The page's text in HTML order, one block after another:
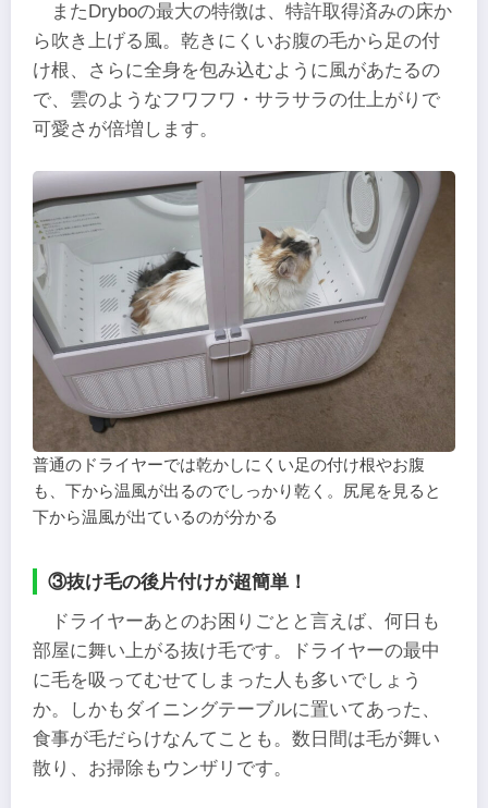
またDryboの最大の特徴は、特許取得済みの床か
ら吹き上げる風。乾きにくいお腹の毛から足の付
け根、さらに全身を包み込むように風があたるの
で、雲のようなフワフワ・サラサラの仕上がりで
可愛さが倍増します。
普通のドライヤーでは乾かしにくい足の付け根やお腹
も、下から温風が出るのでしっかり乾く。尻尾を見ると
下から温風が出ているのが分かる
③抜け毛の後片付けが超簡単！
ドライヤーあとのお困りごとと言えば、何日も
部屋に舞い上がる抜け毛です。ドライヤーの最中
に毛を吸ってむせてしまった人も多いでしょう
か。しかもダイニングテーブルに置いてあった、
食事が毛だらけなんてことも。数日間は毛が舞い
散り、お掃除もウンザリです。